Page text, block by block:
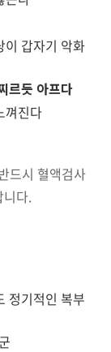
이 갑자기 악화
르듯 아프다
껴진다
드시 혈액검사
다.
정기적인 복부